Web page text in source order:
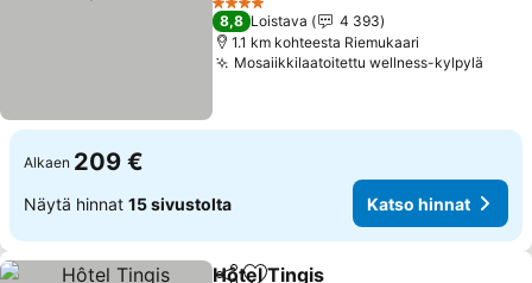
4 Tähtiluokitus
8,8 Loistava
4 393
1.1 km kohteesta Riemukaari
Mosaiikkilaatoitettu wellness-kylpylä
Alkaen 209 €
Näytä hinnat 15 sivustolta Katso hinnat
Hôtel Tingis